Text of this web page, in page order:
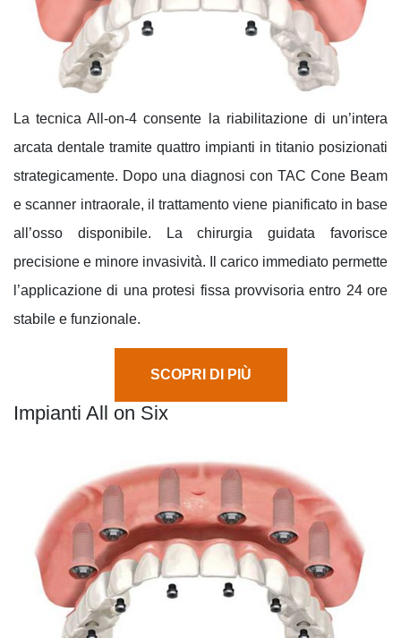
La tecnica All-on-4 consente la riabilitazione di un’intera
arcata dentale tramite quattro impianti in titanio posizionati
strategicamente. Dopo una diagnosi con TAC Cone Beam
e scanner intraorale, il trattamento viene pianificato in base
all’osso disponibile. La chirurgia guidata favorisce
precisione e minore invasività. Il carico immediato permette
l’applicazione di una protesi fissa provvisoria entro 24 ore
stabile e funzionale.
SCOPRI DI PIÙ
Impianti All on Six